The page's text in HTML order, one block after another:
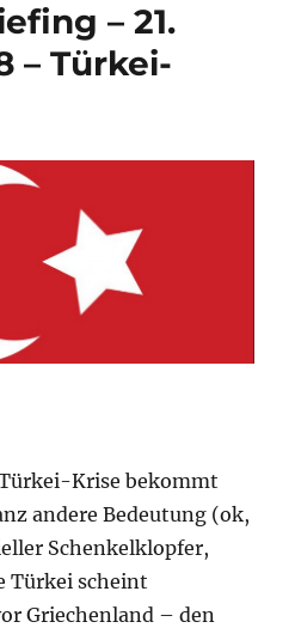
29.
März
2019
– 21.
– Türkei-
Krise bekommt
andere Bedeutung (ok,
Schenkelklopfer,
Türkei scheint
Griechenland – den